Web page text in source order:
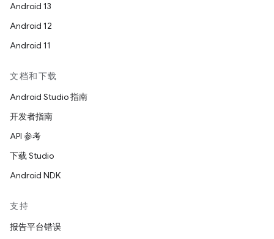
Android 13
Android 12
Android 11
文档和下载
Android Studio 指南
开发者指南
API 参考
下载 Studio
Android NDK
支持
报告平台错误